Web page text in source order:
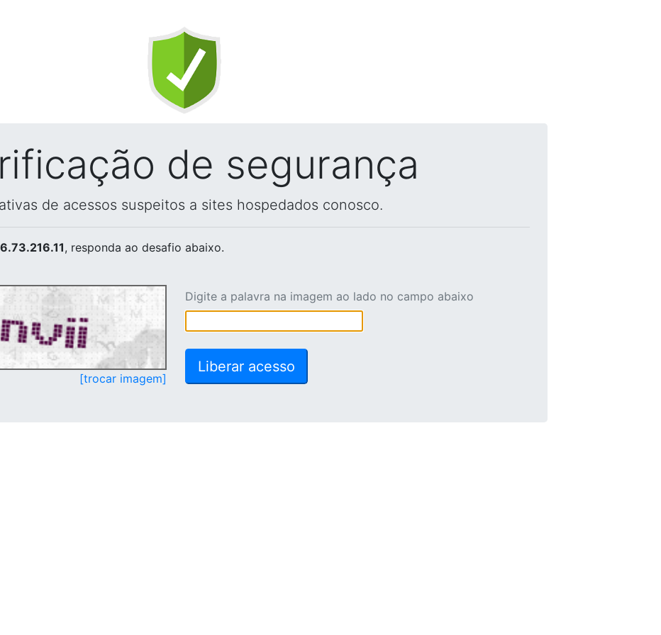
de segurança
de acessos suspeitos a sites hospedados conosco.
, responda ao desafio abaixo.
[trocar imagem]
Digite a palavra na imagem ao lado no campo abaixo